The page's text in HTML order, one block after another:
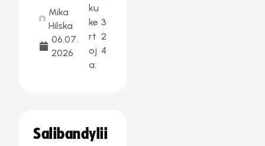
Mika
Hilska
06.07.
2026
ku
ke
rt
oj
a:
3
2
4
Salibandylii